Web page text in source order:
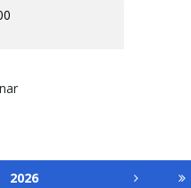
2026